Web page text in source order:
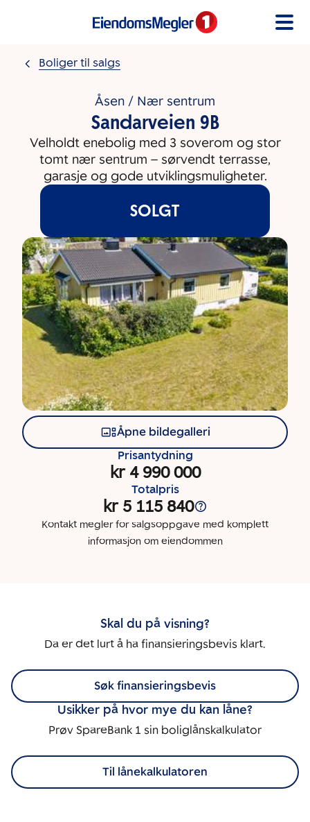
Boliger til salgs
Åsen / Nær sentrum
Sandarveien 9B
Velholdt enebolig med 3 soverom og stor
tomt nær sentrum – sørvendt terrasse,
garasje og gode utviklingsmuligheter.
SOLGT
Åpne bildegalleri
Prisantydning
kr 4 990 000
Totalpris
kr 5 115 840
Kontakt megler for salgsoppgave med komplett
informasjon om eiendommen
Skal du på visning?
Da er det lurt å ha finansieringsbevis klart.
Søk finansieringsbevis
Usikker på hvor mye du kan låne?
Prøv SpareBank 1 sin boliglånskalkulator
Til lånekalkulatoren